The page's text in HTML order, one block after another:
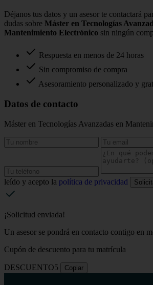
Déjanos tus datos y un asesor te contactará
dudas sobre Máster en Tecnologías
Mantenimiento Electrónico sin ningún
Respuesta en menos de 24 horas
Sin compromiso de compra
Asesoramiento personalizado y
Datos de contacto
Máster en Tecnologías Avanzadas en
leído y acepto la política de privacidad
¡Solicitud enviada!
Un asesor se pondrá en contacto contigo en
Cupón de descuento para tu matrícula
DESCUENTO5 Copiar